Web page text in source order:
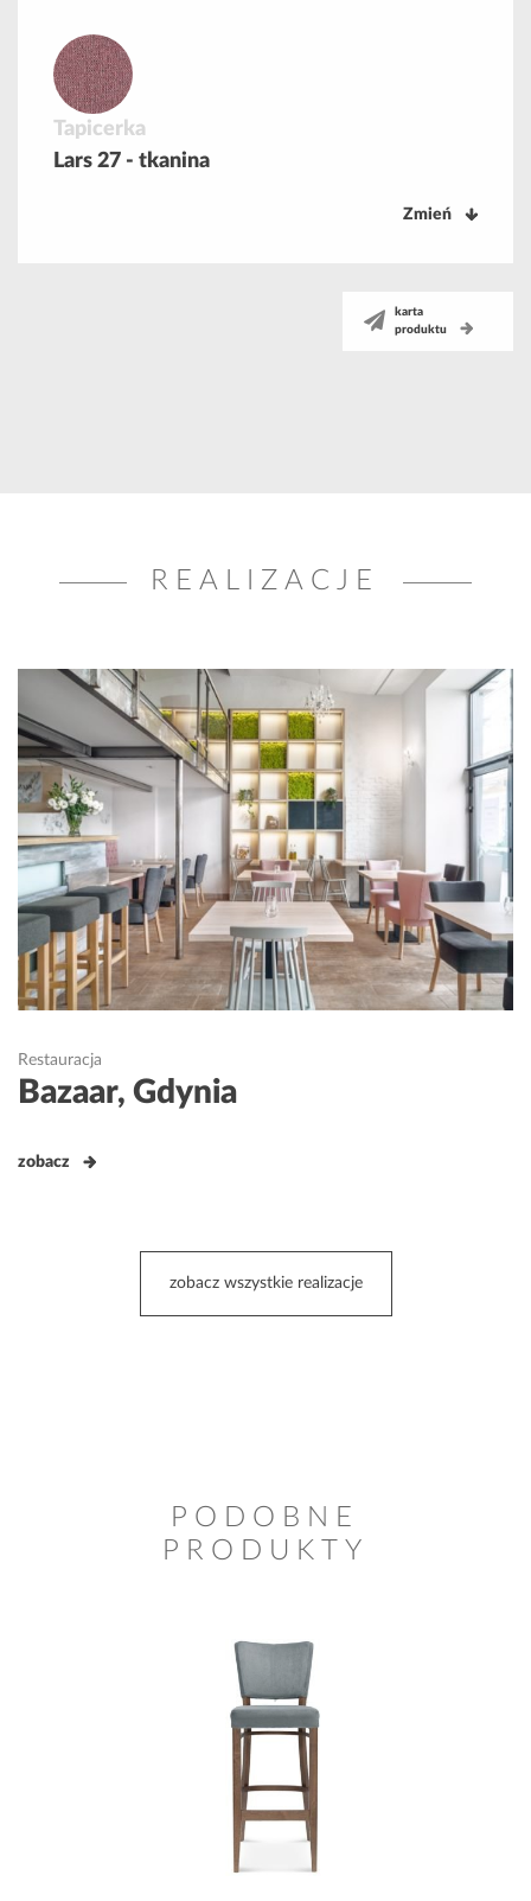
Tapicerka
Lars 27 - tkanina
Zmień
karta
produktu
REALIZACJE
Restauracja
Bazaar, Gdynia
zobacz
zobacz wszystkie realizacje
PODOBNE
PRODUKTY